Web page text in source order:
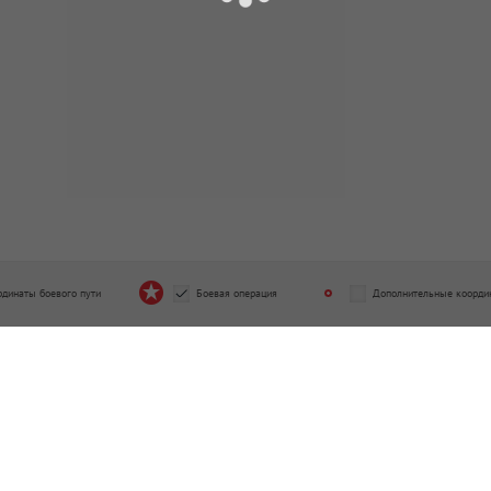
боевого пути Боевая операция Дополнительные